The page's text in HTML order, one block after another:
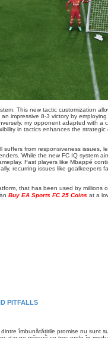
This new tactic customization
impressive 8-3 victory by
my opponent adapted with a
in tactics enhances the
suffers from responsiveness issues,
While the new FC IQ system
Fast players like Mbappé
recurring issues like goalkeepers
that has been used by millions
Buy EA Sports FC 25 Coins at a
PITFALLS
îmbunătățirile promise nu sunt